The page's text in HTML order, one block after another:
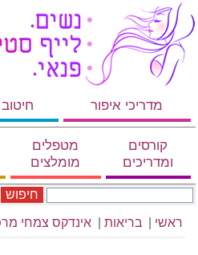
מדריכי איפור
קורסים
ומדריכים
מטפלים
מומלצים
חיפוש
ראשי בריאות אינדקס צמחי